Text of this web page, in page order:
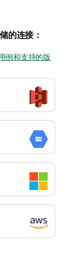
的连接：
例和支持的版